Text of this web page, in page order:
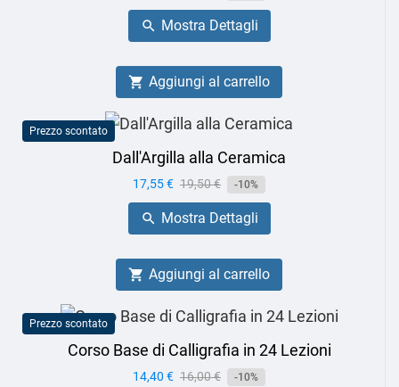
base
 Mostra Dettagli
 Aggiungi al carrello
Prezzo scontato
Dall'Argilla alla Ceramica
Prezzo
17,55 € Prezzo
base
19,50 € -10%
 Mostra Dettagli
 Aggiungi al carrello
Prezzo scontato
Corso Base di Calligrafia in 24 Lezioni
Prezzo
14,40 € Prezzo
16,00 € -10%